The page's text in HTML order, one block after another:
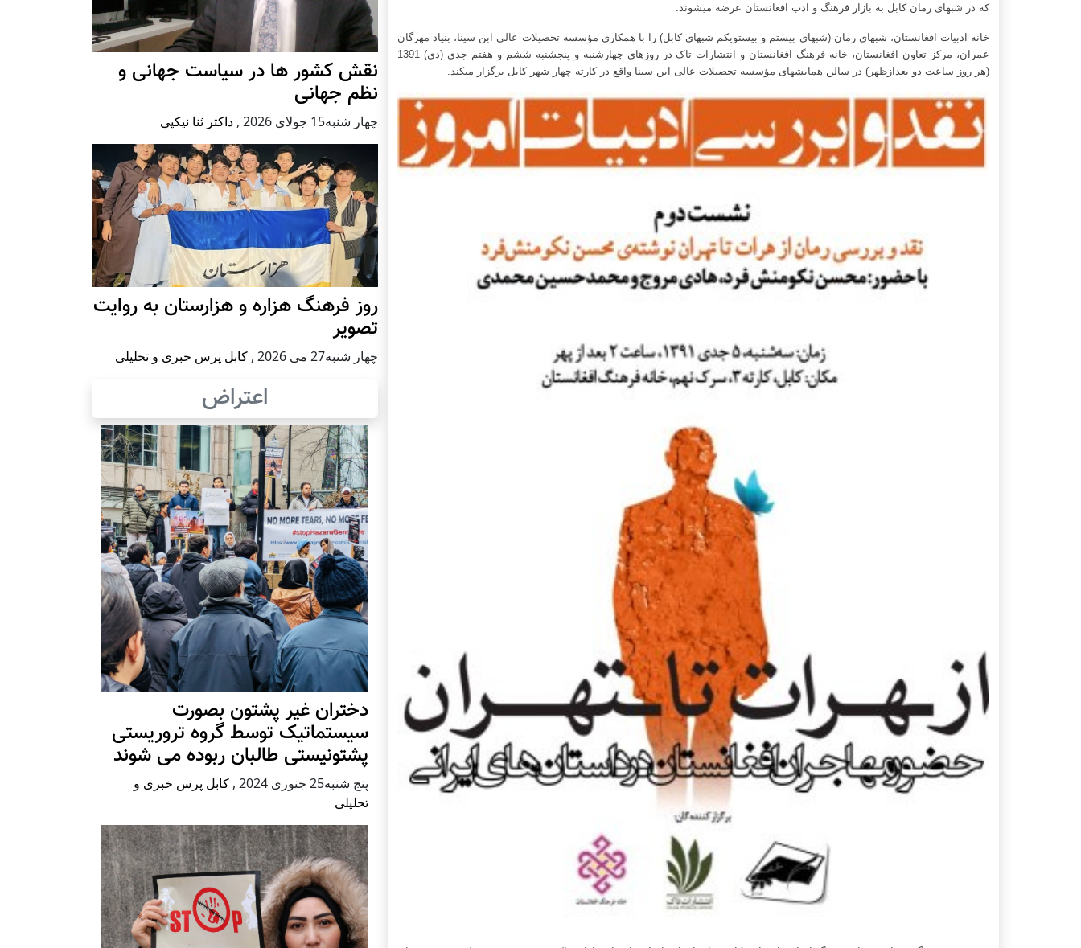
که در شب­های رمان کابل به بازار فرهنگ و ادب افغانستان عرضه می­شوند.
خانه ادبیات افغانستان، شب­های رمان (شب­های بیستم و بیست­ویکم شب­های کابل) را با همکاری مؤسسه تحصیلات عالی ابن­ سینا، بنیاد مهرگان
عمران، مرکز تعاون افغانستان، خانه فرهنگ افغانستان و انتشارات تاک در روزهای چهارشنبه و پنج­شنبه ششم و هفتم جدی (دی) 1391
(هر روز ساعت دو بعدازظهر) در سالن همایش­های مؤسسه تحصیلات عالی ابن سینا واقع در کارته چهار شهر کابل برگزار می­کند.
نقش کشور ها در سیاست جهانی و
نظم جهانی
چهار شنبه15 جولای 2026 , داکتر ثنا نیکپی
روز فرهنگ هزاره و هزارستان به روایت
تصویر
چهار شنبه27 می 2026 , کابل پرس خبری و تحلیلی
اعتراض
دختران غیر پشتون بصورت
سیستماتیک توسط گروه تروریستی
پشتونیستی طالبان ربوده می شوند
پنج شنبه25 جنوری 2024 , کابل پرس خبری و
تحلیلی